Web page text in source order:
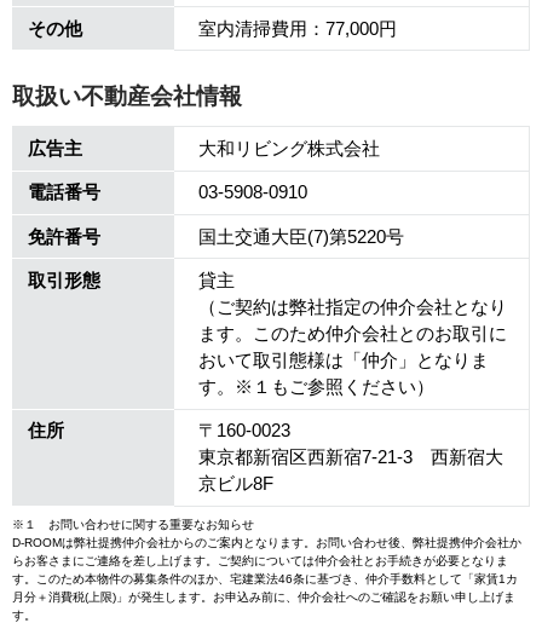
その他 室内清掃費用：77,000円
取扱い不動産会社情報
広告主 大和リビング株式会社
電話番号 03-5908-0910
免許番号 国土交通大臣(7)第5220号
取引形態
貸主
（ご契約は弊社指定の仲介会社となり
ます。このため仲介会社とのお取引に
おいて取引態様は「仲介」となりま
す。※１もご参照ください）
住所
〒160-0023
東京都新宿区西新宿7-21-3 西新宿大
京ビル8F
※１ お問い合わせに関する重要なお知らせ
D-ROOMは弊社提携仲介会社からのご案内となります。お問い合わせ後、弊社提携仲介会社か
らお客さまにご連絡を差し上げます。ご契約については仲介会社とお手続きが必要となりま
す。このため本物件の募集条件のほか、宅建業法46条に基づき、仲介手数料として「家賃1カ
月分＋消費税(上限)」が発生します。お申込み前に、仲介会社へのご確認をお願い申し上げま
す。